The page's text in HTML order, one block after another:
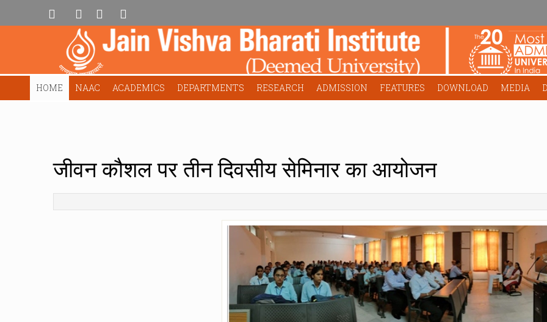
HOME NAAC ACADEMICS DEPARTMENTS RESEARCH ADMISSION FEATURES DOWNLOAD MEDIA
जीवन कौशल पर तीन दिवसीय सेमिनार का आयोजन